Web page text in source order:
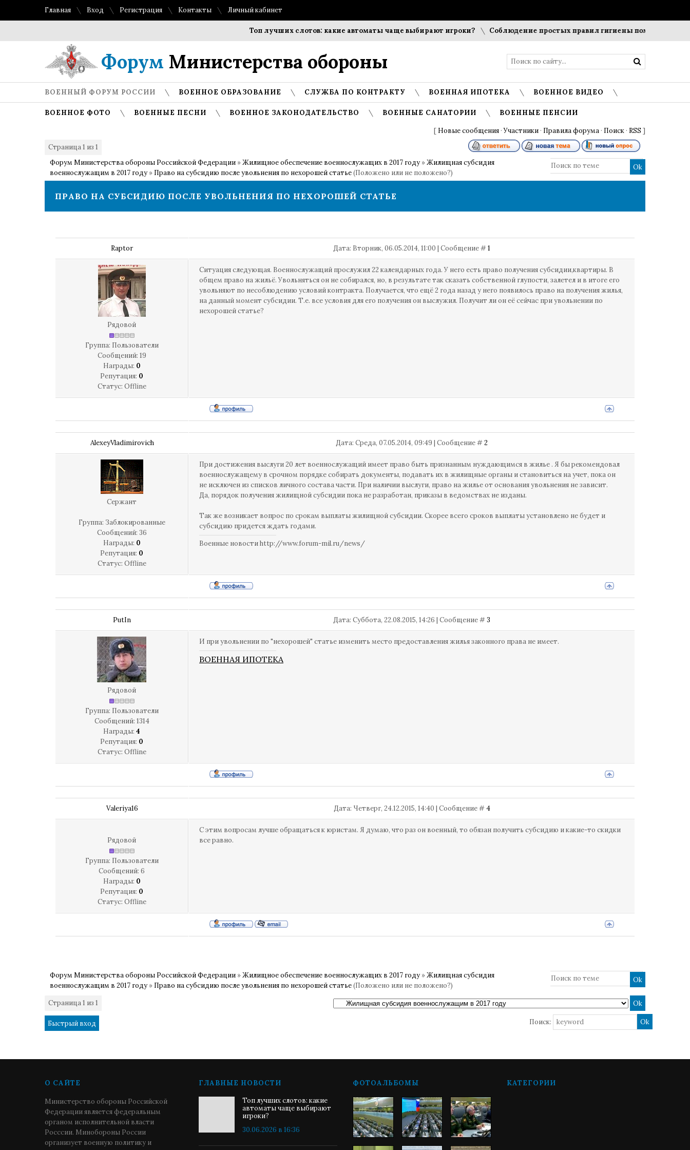
Главная Вход Регистрация Контакты Личный кабинет
Топ лучших слотов: какие автоматы чаще выбирают игроки? Соблюдение простых правил гигиены помогает
Форум Министерства обороны
ВОЕННЫЙ ФОРУМ РОССИИ ВОЕННОЕ ОБРАЗОВАНИЕ СЛУЖБА ПО КОНТРАКТУ ВОЕННАЯ ИПОТЕКА ВОЕННОЕ ВИДЕО
ВОЕННОЕ ФОТО ВОЕННЫЕ ПЕСНИ ВОЕННОЕ ЗАКОНОДАТЕЛЬСТВО ВОЕННЫЕ САНАТОРИИ ВОЕННЫЕ ПЕНСИИ
[ Новые сообщения ·Участники · Правила форума · Поиск · RSS ]
Страница1 из 1
Форум Министерства обороны Российской Федерации »Жилищное обеспечение военнослужащих в 2017 году »Жилищная субсидия
военнослужащим в 2017 году » Право на субсидию после увольнения по нехорошей статье(Положено или не положено?)
ПРАВО НА СУБСИДИЮ ПОСЛЕ УВОЛЬНЕНИЯ ПО НЕХОРОШЕЙ СТАТЬЕ
Raptor Дата: Вторник, 06.05.2014, 11:00 | Сообщение #1
Рядовой
Группа: Пользователи
Сообщений: 19
Награды: 0
Репутация: 0
Статус: Offline
Ситуация следующая. Военнослужащий прослужил 22 календарных года. У него есть право получения субсидии,квартиры. В
общем право на жильё. Увольняться он не собирался, но, в результате так сказать собственной глупости, залетел и в итоге его
увольняют по несоблюдению условий контракта. Получается, что ещё 2 года назад у него появилось право на получения жилья,
на данный момент субсидии. Т.е. все условия для его получения он выслужил. Получит ли он её сейчас при увольнении по
нехорошей статье?
AlexeyVladimirovich Дата: Среда, 07.05.2014, 09:49 | Сообщение #2
Сержант
Группа: Заблокированные
Сообщений: 36
Награды: 0
Репутация: 0
Статус: Offline
При достижения выслуги 20 лет военнослужащий имеет право быть признанным нуждающимся в жилье . Я бы рекомендовал
военнослужащему в срочном порядке собирать документы, подавать их в жилищные органы и становиться на учет, пока он
не исключен из списков личного состава части. При наличии выслуги, право на жилье от основания увольнения не зависит.
Да, порядок получения жилищной субсидии пока не разработан, приказы в ведомствах не изданы.
Так же возникает вопрос по срокам выплаты жилищной субсидии. Скорее всего сроков выплаты установлено не будет и
субсидию придется ждать годами.
Военные новости http://www.forum-mil.ru/news/
PutIn Дата: Суббота, 22.08.2015, 14:26 | Сообщение #3
Рядовой
Группа: Пользователи
Сообщений: 1314
Награды: 4
Репутация: 0
Статус: Offline
И при увольнении по "нехорошей" статье изменить место предоставления жилья законного права не имеет.
ВОЕННАЯ ИПОТЕКА
Valeriya16 Дата: Четверг, 24.12.2015, 14:40 | Сообщение #4
Рядовой
Группа: Пользователи
Сообщений: 6
Награды: 0
Репутация: 0
Статус: Offline
С этим вопросам лучше обращаться к юристам. Я думаю, что раз он военный, то обязан получить субсидию и какие-то скидки
все равно.
Форум Министерства обороны Российской Федерации »Жилищное обеспечение военнослужащих в 2017 году »Жилищная субсидия
военнослужащим в 2017 году » Право на субсидию после увольнения по нехорошей статье(Положено или не положено?)
Страница1 из 1
Поиск:
О САЙТЕ
Министерство обороны Российской
Федерации является федеральным
органом исполнительной власти
Росссии. Минобороны России
организует военную политику и
ГЛАВНЫЕ НОВОСТИ
Топ лучших слотов: какие
автоматы чаще выбирают
игроки?
30.06.2026 в 16:36
ФОТОАЛЬБОМЫ КАТЕГОРИИ